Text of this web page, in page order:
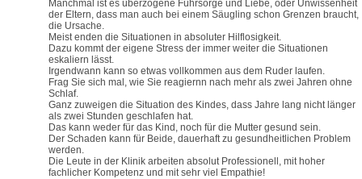
Manchmal ist es überzogene Führsorge und Liebe, oder Unwissenheit
der Eltern, dass man auch bei einem Säugling schon Grenzen braucht,
die Ursache.
Meist enden die Situationen in absoluter Hilflosigkeit.
Dazu kommt der eigene Stress der immer weiter die Situationen
eskaliern lässt.
Irgendwann kann so etwas vollkommen aus dem Ruder laufen.
Frag Sie sich mal, wie Sie reagiernn nach mehr als zwei Jahren ohne
Schlaf.
Ganz zuweigen die Situation des Kindes, dass Jahre lang nicht länger
als zwei Stunden geschlafen hat.
Das kann weder für das Kind, noch für die Mutter gesund sein.
Der Schaden kann für Beide, dauerhaft zu gesundheitlichen Problem
werden.
Die Leute in der Klinik arbeiten absolut Professionell, mit hoher
fachlicher Kompetenz und mit sehr viel Empathie!